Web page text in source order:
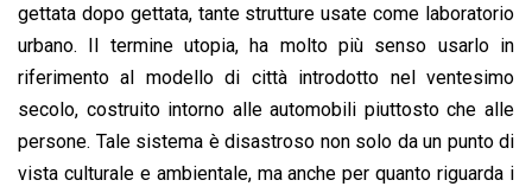
gettata dopo gettata, tante strutture usate come laboratorio
urbano. Il termine utopia, ha molto più senso usarlo in
riferimento al modello di città introdotto nel ventesimo
secolo, costruito intorno alle automobili piuttosto che alle
persone. Tale sistema è disastroso non solo da un punto di
vista culturale e ambientale, ma anche per quanto riguarda i